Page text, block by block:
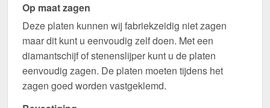
Op maat zagen
Deze platen kunnen wij fabriekzeidig niet zagen
maar dit kunt u eenvoudig zelf doen. Met een
diamantschijf of stenenslijper kunt u de platen
eenvoudig zagen. De platen moeten tijdens het
zagen goed worden vastgeklemd.